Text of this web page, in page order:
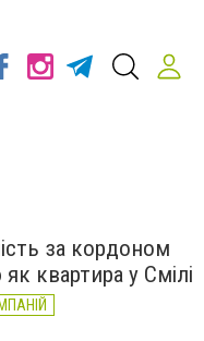
за кордоном
квартира у Смілі